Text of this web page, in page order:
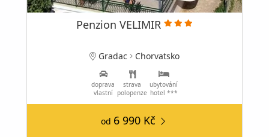
Penzion VELIMIR
Gradac Chorvatsko
doprava
vlastní
strava
polopenze
ubytování
hotel ***
od 6 990 Kč